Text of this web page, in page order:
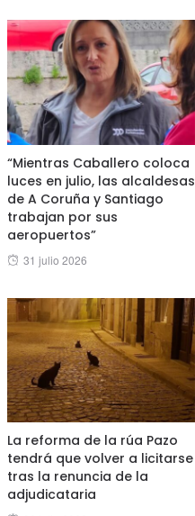
“Mientras Caballero coloca
luces en julio, las alcaldesas
de A Coruña y Santiago
trabajan por sus
aeropuertos”
Posted
31 julio 2026
La reforma de la rúa Pazo
tendrá que volver a licitarse
tras la renuncia de la
adjudicataria